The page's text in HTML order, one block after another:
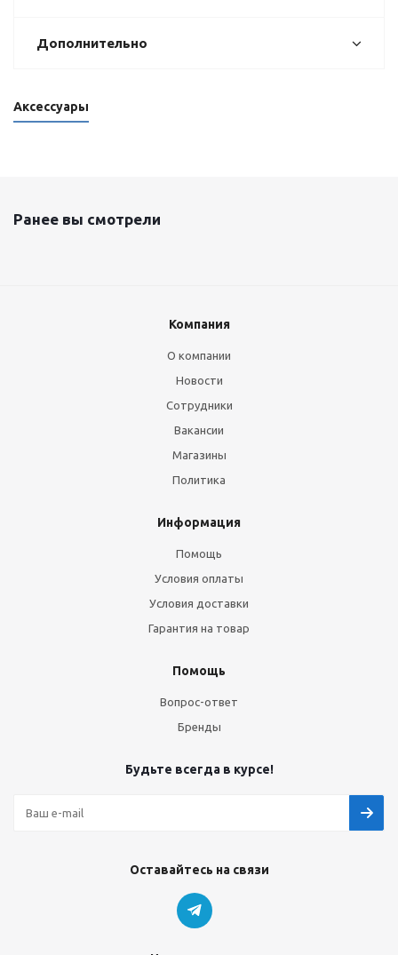
Дополнительно
Аксессуары
Ранее вы смотрели
Компания
О компании
Новости
Сотрудники
Вакансии
Магазины
Политика
Информация
Помощь
Условия оплаты
Условия доставки
Гарантия на товар
Помощь
Вопрос-ответ
Бренды
Будьте всегда в курсе!
Оставайтесь на связи